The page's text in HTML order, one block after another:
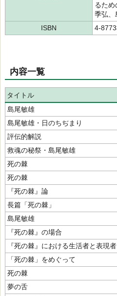
るた
季弘、
ISBN
4-
内容一覧
タイトル
島尾敏雄
島尾敏雄・日のちぢまり
評伝的解説
救魂の秘祭・島尾敏雄
死の棘
死の棘
『死の棘』論
長篇「死の棘」
島尾敏雄
『死の棘』の場合
『死の棘』における生活者と表現者
「死の棘」をめぐって
死の棘
夢の舌